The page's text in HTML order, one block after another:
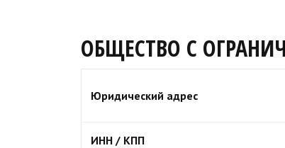
ОБЩЕСТВО С
Юридический адрес
ИНН / КПП